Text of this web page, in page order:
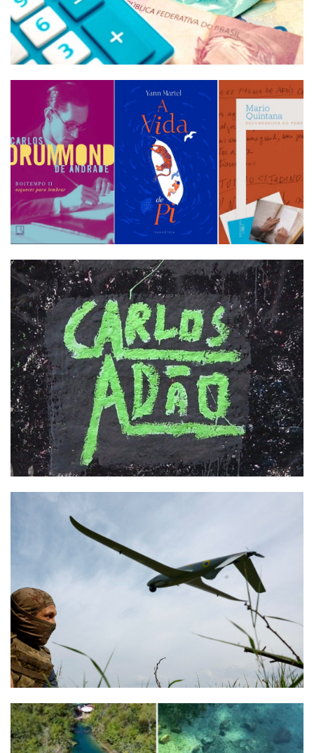
Termos de uso Sitemap
Copyright © 2025 Campos24horas seu
jornal na internet - Byafirma.cc